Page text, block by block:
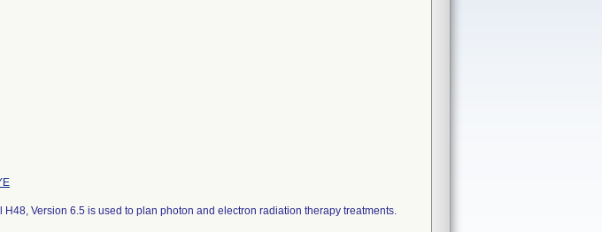
Version 6.5 is used to plan photon and electron radiation therapy treatments.